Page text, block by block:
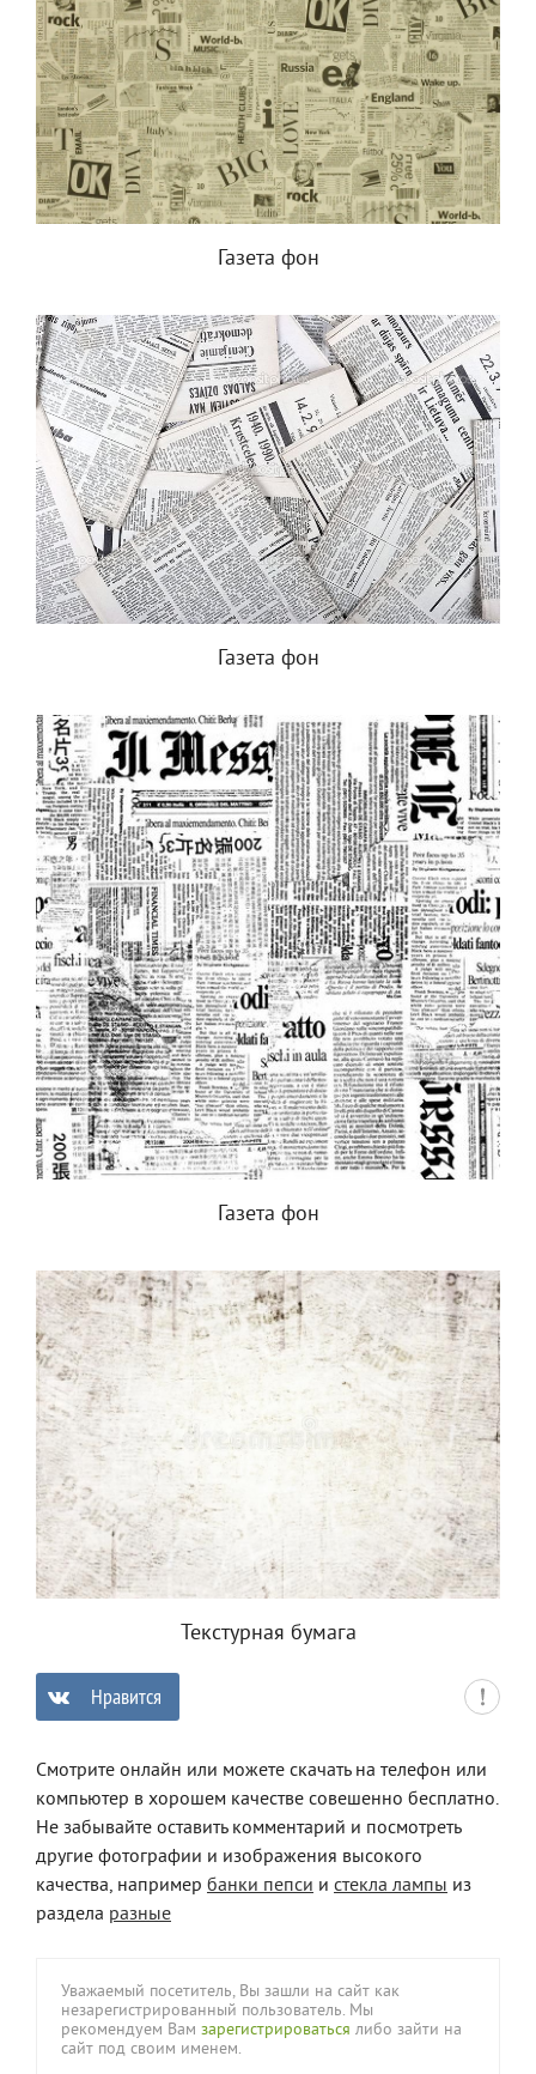
Газета фон
Газета фон
Газета фон
Текстурная бумага
Нравится
Смотрите онлайн или можете скачать на телефон или
компьютер в хорошем качестве совешенно бесплатно.
Не забывайте оставить комментарий и посмотреть
другие фотографии и изображения высокого
качества, например банки пепси и стекла лампы из
раздела разные
Уважаемый посетитель, Вы зашли на сайт как
незарегистрированный пользователь. Мы
рекомендуем Вам зарегистрироваться либо зайти на
сайт под своим именем.